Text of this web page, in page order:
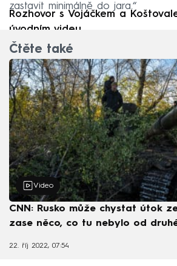
zastavit minimálně do jara.“
Rozhovor s Vojáčkem a
úvodním videu.
Čtěte také
Video
CNN: Rusko může chystat útok
zase něco, co tu nebylo od
22. říj 2022, 07:54